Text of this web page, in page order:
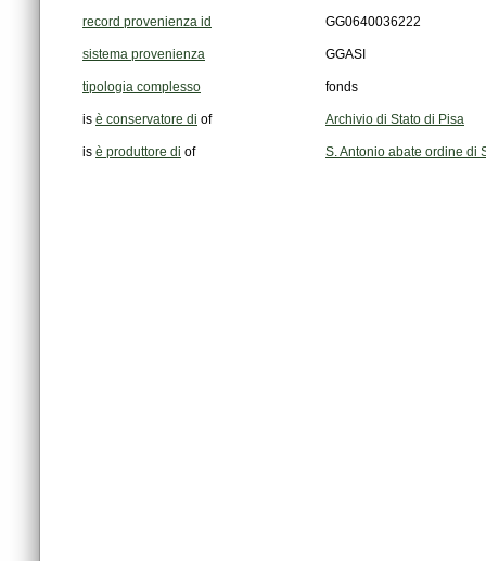
record provenienza id GG0640036222
sistema provenienza GGASI
tipologia complesso fonds
is è conservatore di of Archivio di Stato di Pisa
is è produttore di of S. Antonio abate ordine di